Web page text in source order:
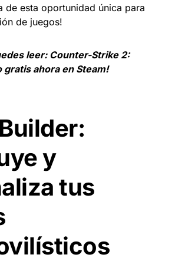
de esta oportunidad única para
de juegos!
leer:Counter-Strike 2:
gratis ahora en Steam!
y
tus